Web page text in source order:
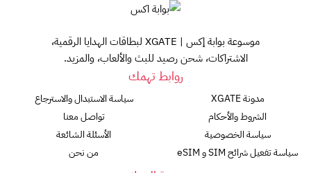
موسوعة بوابة إكس | XGATE لبطاقات الهدايا الرقمية،
الاشتراكات، شحن رصيد للبث والألعاب، والمزيد.
روابط تهمك
مدونة XGATE
الشروط والأحكام
سياسة الخصوصية
سياسة تفعيل شرائح SIM و eSIM
سياسة الاستبدال والاسترجاع
تواصل معنا
الأسئلة الشائعة
من نحن